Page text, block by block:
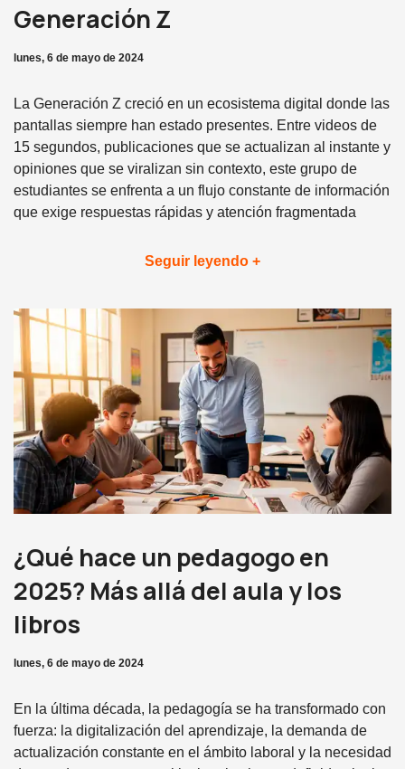
Generación Z
lunes, 6 de mayo de 2024
La Generación Z creció en un ecosistema digital donde las
pantallas siempre han estado presentes. Entre videos de
15 segundos, publicaciones que se actualizan al instante y
opiniones que se viralizan sin contexto, este grupo de
estudiantes se enfrenta a un flujo constante de información
que exige respuestas rápidas y atención fragmentada
Seguir leyendo +
¿Qué hace un pedagogo en
2025? Más allá del aula y los
libros
lunes, 6 de mayo de 2024
En la última década, la pedagogía se ha transformado con
fuerza: la digitalización del aprendizaje, la demanda de
actualización constante en el ámbito laboral y la necesidad